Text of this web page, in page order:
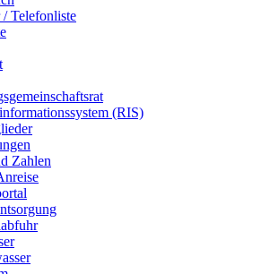
Telefonliste
(RIS)
Zahlen